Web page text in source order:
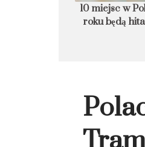
10 miejsc w
będą